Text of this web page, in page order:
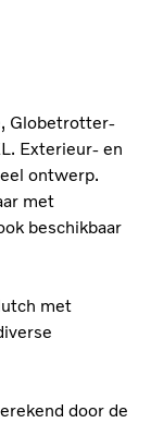
Globetrotter-
Exterieur- en
ontwerp.
met
beschikbaar
met
door de